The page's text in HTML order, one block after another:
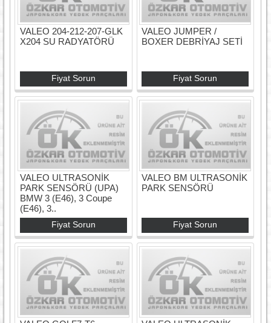
VALEO 204-212-207-GLK
X204 SU RADYATÖRÜ
Fiyat Sorun
VALEO JUMPER /
BOXER DEBRİYAJ SETİ
Fiyat Sorun
VALEO ULTRASONİK
PARK SENSÖRÜ (UPA)
BMW 3 (E46), 3 Coupe
(E46), 3..
Fiyat Sorun
VALEO BM ULTRASONİK
PARK SENSÖRÜ
Fiyat Sorun